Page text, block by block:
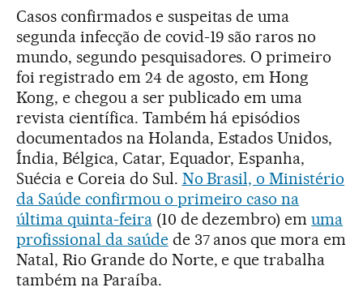
Casos confirmados e suspeitas de uma
segunda infecção de covid-19 são raros no
mundo, segundo pesquisadores. O primeiro
foi registrado em 24 de agosto, em Hong
Kong, e chegou a ser publicado em uma
revista científica. Também há episódios
documentados na Holanda, Estados Unidos,
Índia, Bélgica, Catar, Equador, Espanha,
Suécia e Coreia do Sul. No Brasil, o Ministério
da Saúde confirmou o primeiro caso na
última quinta-feira(10 de dezembro) emuma
profissional da saúdede 37 anos que mora em
Natal, Rio Grande do Norte, e que trabalha
também na Paraíba.